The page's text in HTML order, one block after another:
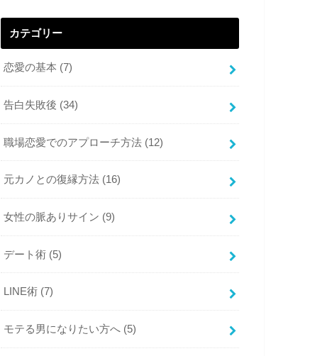
カテゴリー
恋愛の基本 (7)
告白失敗後 (34)
職場恋愛でのアプローチ方法 (12)
元カノとの復縁方法 (16)
女性の脈ありサイン (9)
デート術 (5)
LINE術 (7)
モテる男になりたい方へ (5)